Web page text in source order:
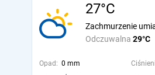
27°C
Odczuwalna 29°C
Zachmurzenie
Opad: 0 mm